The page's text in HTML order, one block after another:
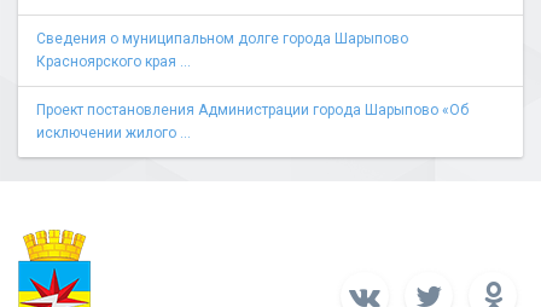
Сведения о муниципальном долге города Шарыпово
Красноярского края ...
Проект постановления Администрации города Шарыпово «Об
исключении жилого ...